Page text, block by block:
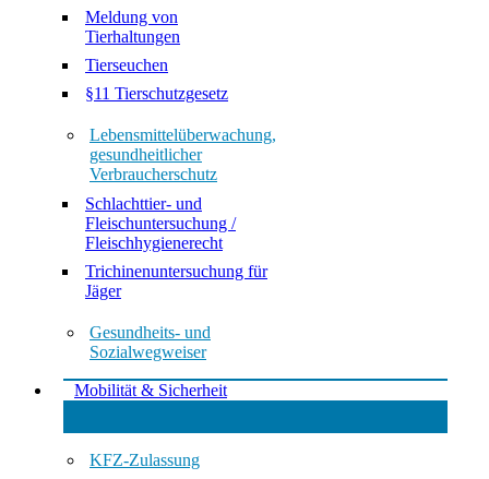
Meldung von
Tierhaltungen
Tierseuchen
§11 Tierschutzgesetz
Lebensmittelüberwachung,
gesundheitlicher
Verbraucherschutz
Schlachttier- und
Fleischuntersuchung /
Fleischhygienerecht
Trichinenuntersuchung für
Jäger
Gesundheits- und
Sozialwegweiser
Mobilität & Sicherheit
KFZ-Zulassung